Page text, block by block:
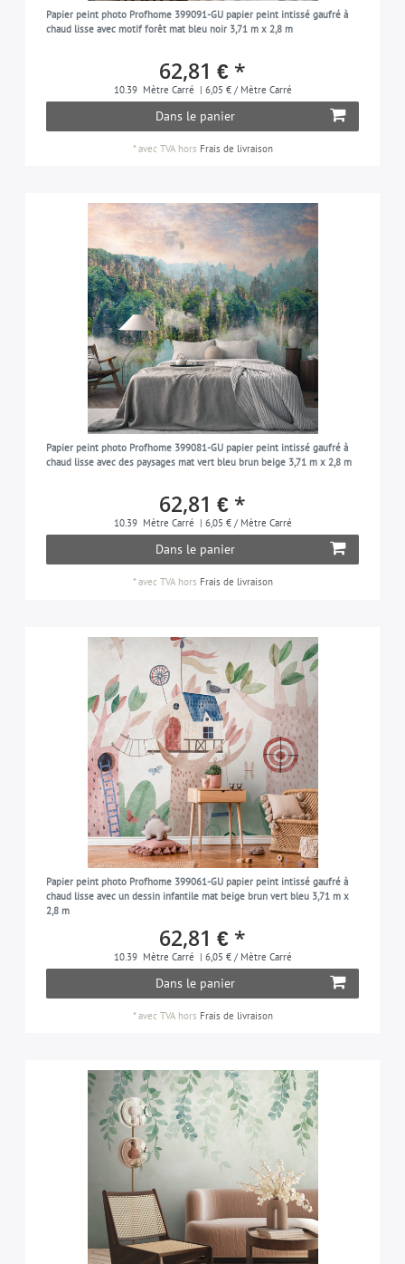
Papier peint photo Profhome 399091-GU papier peint intissé gaufré à
chaud lisse avec motif forêt mat bleu noir 3,71 m x 2,8 m
62,81 € *
10.39 Mètre Carré | 6,05 € / Mètre Carré
Dans le panier
*avec TVAhors Frais de livraison
Papier peint photo Profhome 399081-GU papier peint intissé gaufré à
chaud lisse avec des paysages mat vert bleu brun beige 3,71 m x 2,8 m
62,81 € *
10.39 Mètre Carré | 6,05 € / Mètre Carré
Dans le panier
*avec TVAhors Frais de livraison
Papier peint photo Profhome 399061-GU papier peint intissé gaufré à
chaud lisse avec un dessin infantile mat beige brun vert bleu 3,71 m x
2,8 m
62,81 € *
10.39 Mètre Carré | 6,05 € / Mètre Carré
Dans le panier
*avec TVAhors Frais de livraison